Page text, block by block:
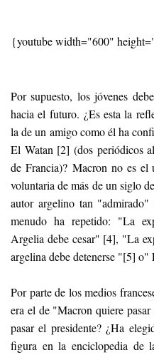
{youtube width="600"
Por supuesto, los jóvenes
hacia el futuro. ¿Es esta la
la de un amigo como él ha
El Watan [2] (dos periódicos
de Francia)? Macron no es el
voluntaria de más de un siglo
autor argelino tan
menudo ha repetido: "La
Argelia debe cesar" [4], "La
argelina debe detenerse "[5]
Por parte de los medios
era el de "Macron quiere
pasar el presidente? ¿Ha
figura en la enciclopedia de